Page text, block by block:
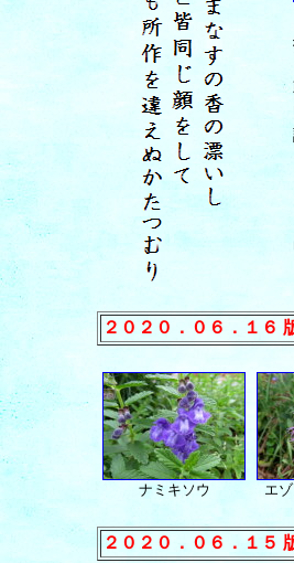
２０２０．０６．１６
ナミキソウ エ
２０２０．０６．１５